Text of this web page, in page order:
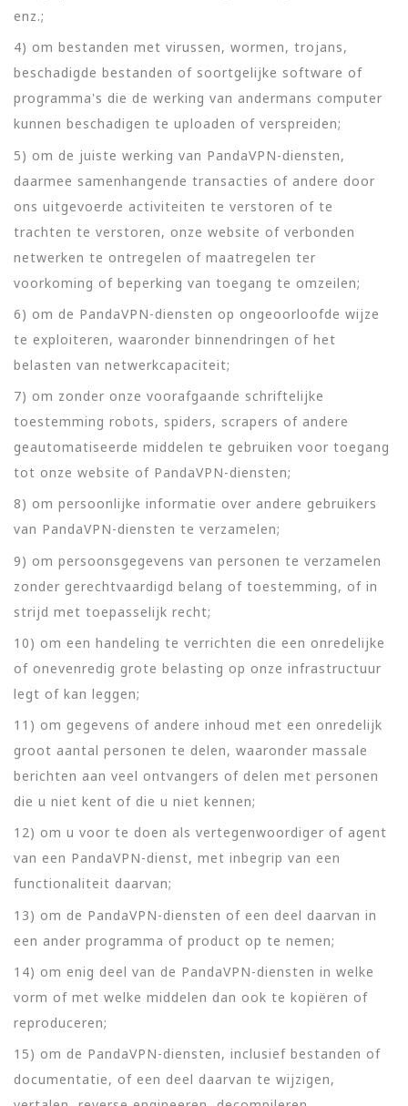
enz.;
4) om bestanden met virussen, wormen, trojans,
beschadigde bestanden of soortgelijke software of
programma's die de werking van andermans computer
kunnen beschadigen te uploaden of verspreiden;
5) om de juiste werking van PandaVPN-diensten,
daarmee samenhangende transacties of andere door
ons uitgevoerde activiteiten te verstoren of te
trachten te verstoren, onze website of verbonden
netwerken te ontregelen of maatregelen ter
voorkoming of beperking van toegang te omzeilen;
6) om de PandaVPN-diensten op ongeoorloofde wijze
te exploiteren, waaronder binnendringen of het
belasten van netwerkcapaciteit;
7) om zonder onze voorafgaande schriftelijke
toestemming robots, spiders, scrapers of andere
geautomatiseerde middelen te gebruiken voor toegang
tot onze website of PandaVPN-diensten;
8) om persoonlijke informatie over andere gebruikers
van PandaVPN-diensten te verzamelen;
9) om persoonsgegevens van personen te verzamelen
zonder gerechtvaardigd belang of toestemming, of in
strijd met toepasselijk recht;
10) om een handeling te verrichten die een onredelijke
of onevenredig grote belasting op onze infrastructuur
legt of kan leggen;
11) om gegevens of andere inhoud met een onredelijk
groot aantal personen te delen, waaronder massale
berichten aan veel ontvangers of delen met personen
die u niet kent of die u niet kennen;
12) om u voor te doen als vertegenwoordiger of agent
van een PandaVPN-dienst, met inbegrip van een
functionaliteit daarvan;
13) om de PandaVPN-diensten of een deel daarvan in
een ander programma of product op te nemen;
14) om enig deel van de PandaVPN-diensten in welke
vorm of met welke middelen dan ook te kopiëren of
reproduceren;
15) om de PandaVPN-diensten, inclusief bestanden of
documentatie, of een deel daarvan te wijzigen,